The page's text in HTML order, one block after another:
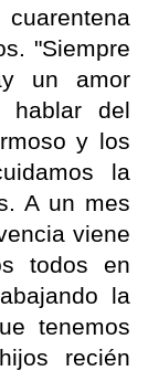
"Siempre
un amor
hablar del
y los
la
A un mes
viene
todos en
la
tenemos
recién